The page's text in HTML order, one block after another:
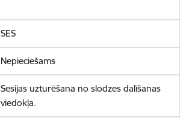
SES
Nepieciešams
Sesijas uzturēšana no slodzes dalīšanas
viedokļa.